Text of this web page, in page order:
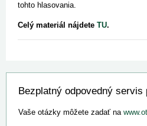
tohto hlasovania.
Celý materiál nájdete TU.
Bezplatný odpovedný servis
Vaše otázky môžete zadať na